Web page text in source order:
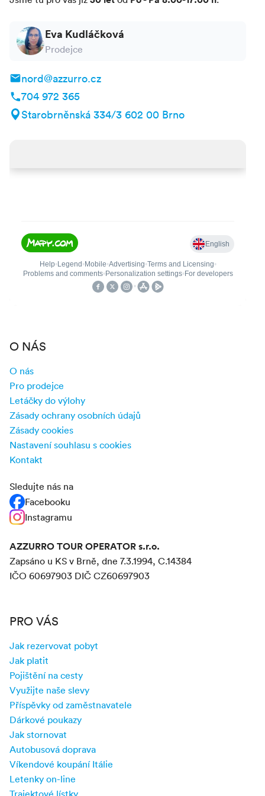
vlakem
, nejbližší stanice, Talamone, vzdálenost z
Eva Kudláčková
Prodejce
nord@azzurro.cz
704 972 365
Starobrněnská 334/3 602 00 Brno
O NÁS
O nás
Pro prodejce
Letáčky do výlohy
Zásady ochrany osobních údajů
Zásady cookies
Nastavení souhlasu s cookies
Kontakt
Sledujte nás na
Facebooku
Instagramu
AZZURRO TOUR OPERATOR s.r.o.
Zapsáno u KS v Brně, dne 7.3.1994, C.14384
IČO 60697903 DIČ CZ60697903
PRO VÁS
Jak rezervovat pobyt
Jak platit
Pojištění na cesty
Využijte naše slevy
Příspěvky od zaměstnavatele
Dárkové poukazy
Jak stornovat
Autobusová doprava
Víkendové koupání Itálie
Letenky on-line
Trajektové lístky